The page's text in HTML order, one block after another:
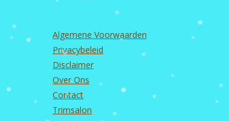
Algemene Voorwaarden
Privacybeleid
Disclaimer
Over Ons
Contact
Trimsalon